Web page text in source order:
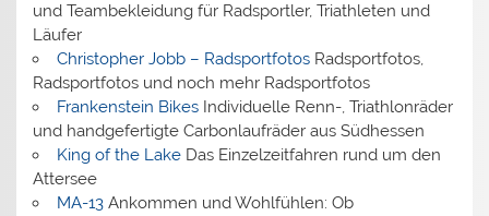
und Teambekleidung für Radsportler, Triathleten und
Läufer
Christopher Jobb – RadsportfotosRadsportfotos,
Radsportfotos und noch mehr Radsportfotos
Frankenstein BikesIndividuelle Renn-, Triathlonräder
und handgefertigte Carbonlaufräder aus Südhessen
King of the LakeDas Einzelzeitfahren rund um den
Attersee
MA-13Ankommen und Wohlfühlen: Ob